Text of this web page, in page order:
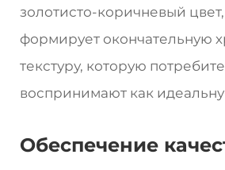
золотисто-коричневый
формирует окончательную
текстуру, которую
воспринимают как
Обеспечение